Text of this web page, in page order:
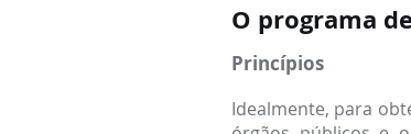
O programa
Princípios
Idealmente, para